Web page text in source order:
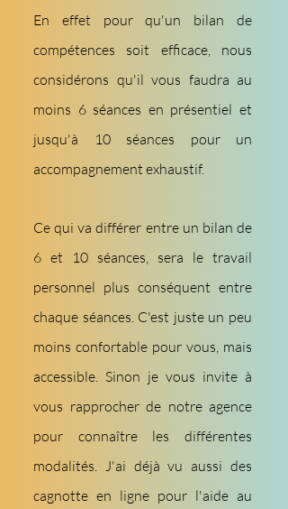
En effet pour qu'un bilan de
compétences soit efficace, nous
considérons qu'il vous faudra au
moins 6 séances en présentiel et
jusqu'à 10 séances pour un
accompagnement exhaustif.
Ce qui va différer entre un bilan de
6 et 10 séances, sera le travail
personnel plus conséquent entre
chaque séances. C'est juste un peu
moins confortable pour vous, mais
accessible. Sinon je vous invite à
vous rapprocher de notre agence
pour connaître les différentes
modalités. J'ai déjà vu aussi des
cagnotte en ligne pour l'aide au